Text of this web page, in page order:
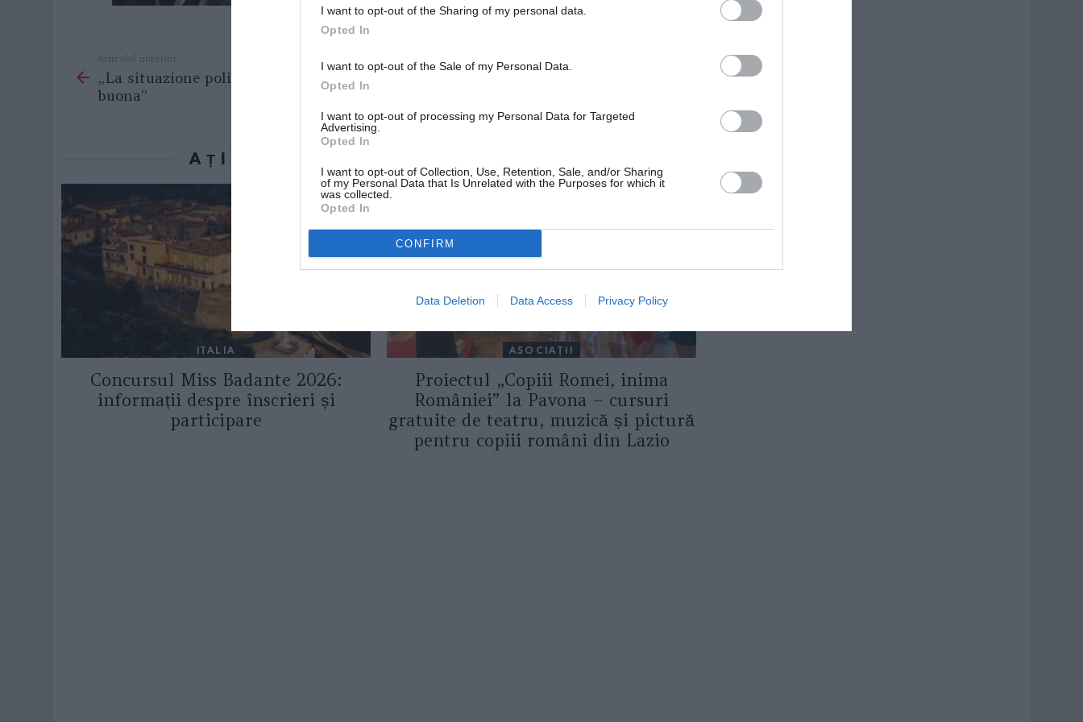
I want to opt-out of the Sharing of my personal data.
Opted In
I want to opt-out of the Sale of my Personal Data.
Opted In
I want to opt-out of processing my Personal Data for Targeted
Advertising.
Opted In
I want to opt-out of Collection, Use, Retention, Sale, and/or Sharing
of my Personal Data that Is Unrelated with the Purposes for which it
was collected.
Opted In
CONFIRM
Data Deletion Data Access Privacy Policy
more
Articolul anterior
„La situazione politica non è
buona”
AȚI PUTEA DORI DE ASEMENEA
ITALIA
Concursul Miss Badante 2026:
informații despre înscrieri și
participare
ASOCIAŢII
Proiectul „Copiii Romei, inima
României” la Pavona – cursuri
gratuite de teatru, muzică și pictură
pentru copiii români din Lazio